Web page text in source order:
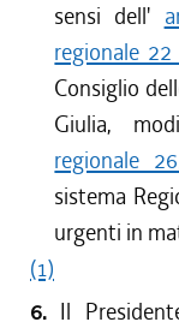
sensi dell'
regionale
Consiglio
Giulia,
regionale
sistema
urgenti in
(1)
6. Il